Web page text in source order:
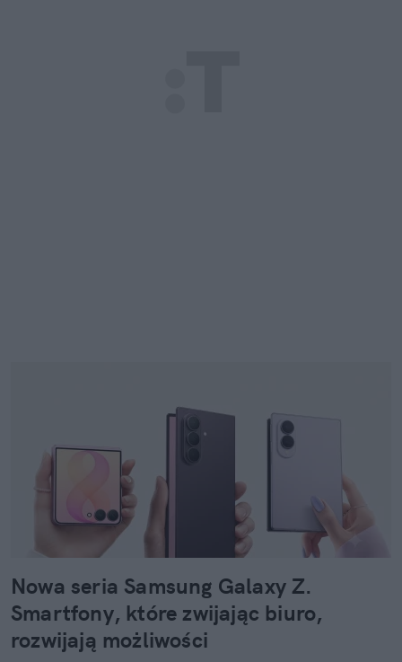
Nowa seria Samsung Galaxy Z.
Smartfony, które zwijając biuro,
rozwijają możliwości